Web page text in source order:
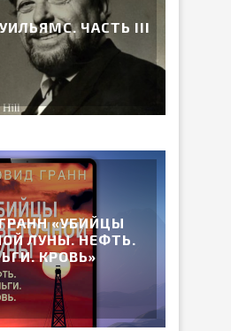
ЧАСТЬ III
«УБИЙЦЫ
ЛУНЫ. НЕФТЬ.
КРОВЬ»